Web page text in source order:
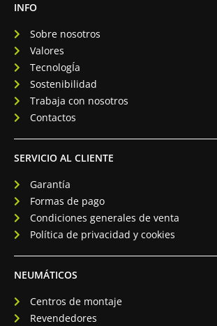
INFO
Sobre nosotros
Valores
TecnologÍa
Sostenibilidad
Trabaja con nosotros
Contactos
SERVICIO AL CLIENTE
Garantía
Formas de pago
Condiciones generales de venta
Política de privacidad y cookies
NEUMÁTICOS
Centros de montaje
Revendedores